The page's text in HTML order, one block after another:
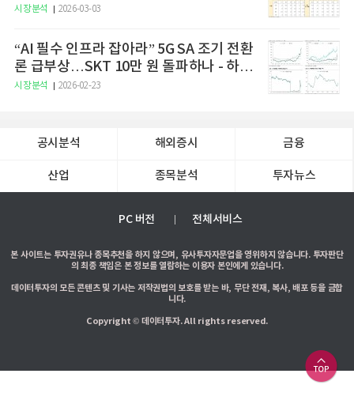
시장분석 2026-03-03
“AI 필수 인프라 잡아라” 5G SA 조기 전환
론 급부상…SKT 10만 원 돌파하나 - 하나
증권
시장분석 2026-02-23
공시분석 해외증시 금융
산업 종목분석 투자뉴스
PC 버전 전체서비스
본 사이트는 투자권유나 종목추천을 하지 않으며, 유사투자자문업을 영위하지 않습니다. 투자판단
의 최종 책임은 본 정보를 열람하는 이용자 본인에게 있습니다.
데이터투자의 모든 콘텐츠 및 기사는 저작권법의 보호를 받는 바, 무단 전재, 복사, 배포 등을 금합
니다.
Copyright © 데이터투자. All rights reserved.